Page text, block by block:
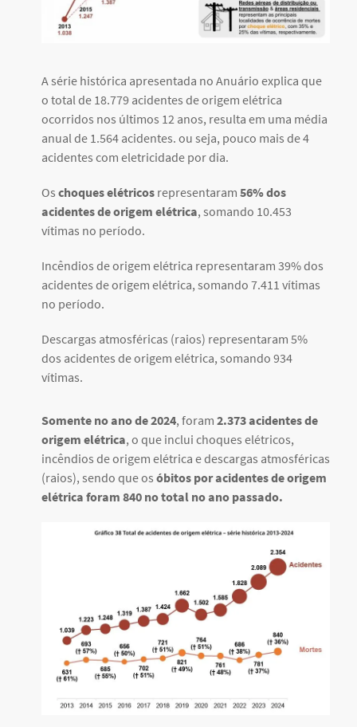
A série histórica apresentada no Anuário explica que
o total de 18.779 acidentes de origem elétrica
ocorridos nos últimos 12 anos, resulta em uma média
anual de 1.564 acidentes. ou seja, pouco mais de 4
acidentes com eletricidade por dia.
Os choques elétricos representaram 56% dos
acidentes de origem elétrica, somando 10.453
vítimas no período.
Incêndios de origem elétrica representaram 39% dos
acidentes de origem elétrica, somando 7.411 vítimas
no período.
Descargas atmosféricas (raios) representaram 5%
dos acidentes de origem elétrica, somando 934
vítimas.
Somente no ano de 2024, foram 2.373 acidentes de
origem elétrica, o que inclui choques elétricos,
incêndios de origem elétrica e descargas atmosféricas
(raios), sendo que os óbitos por acidentes de origem
elétrica foram 840 no total no ano passado.